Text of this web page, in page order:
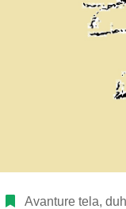
Avanture tela,